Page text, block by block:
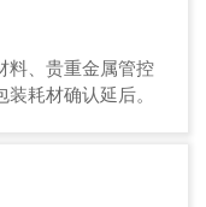
料、贵重金属管控
耗材确认延后。